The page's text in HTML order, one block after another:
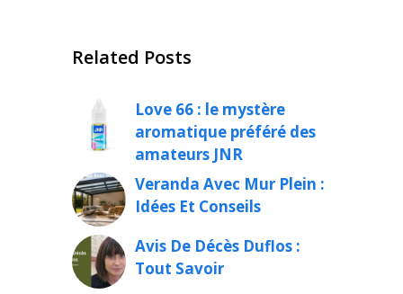
Related Posts
Love 66 : le mystère
aromatique préféré des
amateurs JNR
Veranda Avec Mur Plein :
Idées Et Conseils
Avis De Décès Duflos :
Tout Savoir